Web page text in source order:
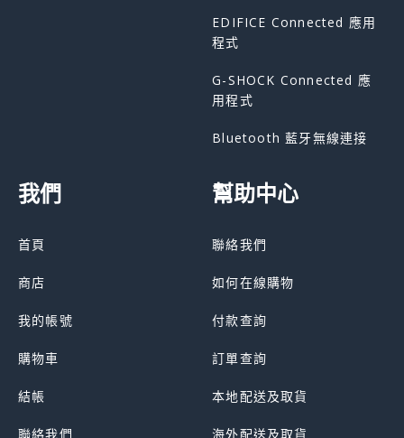
EDIFICE Connected 應用
程式
G-SHOCK Connected 應
用程式
Bluetooth 藍牙無線連接
我們
首頁
商店
我的帳號
購物車
結帳
聯絡我們
幫助中心
聯絡我們
如何在線購物
付款查詢
訂單查詢
本地配送及取貨
海外配送及取貨